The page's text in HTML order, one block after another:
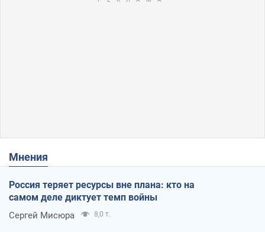
Мнения
Россия теряет ресурсы вне плана: кто на
самом деле диктует темп войны
Сергей Мисюра 8,0 т.